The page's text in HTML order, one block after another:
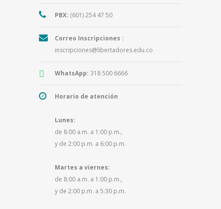
PBX: (601) 254 47 50
Correo Inscripciones :
inscripciones@libertadores.edu.co
WhatsApp: 318 500 6666
Horario de atención
Lunes:
de 8:00 a.m. a 1:00 p.m.,
y de 2:00 p.m. a 6:00 p.m.
Martes a viernes:
de 8:00 a.m. a 1:00 p.m.,
y de 2:00 p.m. a 5:30 p.m.